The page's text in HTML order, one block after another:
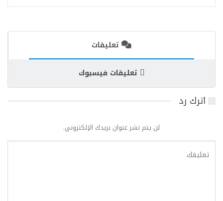
تعليقات
تعليقات فيسبوك
اترك رد
لن يتم نشر عنوان بريدك الإلكتروني.